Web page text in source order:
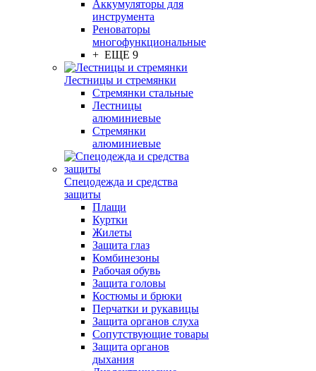
Аккумуляторы для
инструмента
Реноваторы
многофункциональные
+ ЕЩЕ 9
Лестницы и стремянки
Стремянки стальные
Лестницы
алюминиевые
Стремянки
алюминиевые
Спецодежда и средства
защиты
Плащи
Куртки
Жилеты
Защита глаз
Комбинезоны
Рабочая обувь
Защита головы
Костюмы и брюки
Перчатки и рукавицы
Защита органов слуха
Сопутствующие товары
Защита органов
дыхания